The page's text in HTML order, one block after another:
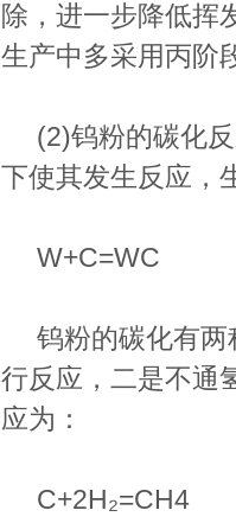
除，进一步降低挥
生产中多采用丙阶
(2)钨粉的碳化反
下使其发生反应，
W+C=WC
钨粉的碳化有两
行反应，二是不通
应为：
C+2H₂=CH4